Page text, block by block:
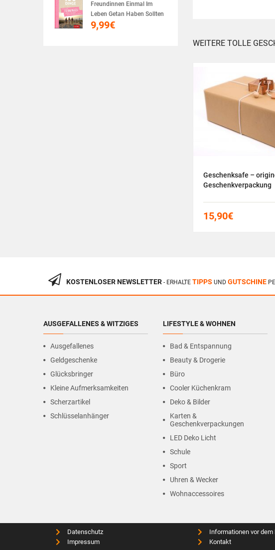
Freundinnen Einmal Im
Leben Getan Haben Sollten
9,99€
WEITERE TOLLE
Geschenksafe –
Geschenkverpackung
15,90€
KOSTENLOSER NEWSLETTER - ERHALTE TIPPS UND GUTSCHINE
AUSGEFALLENES & WITZIGES
Ausgefallenes
Geldgeschenke
Glücksbringer
Kleine Aufmerksamkeiten
Scherzartikel
Schlüsselanhänger
LIFESTYLE & WOHNEN
Bad & Entspannung
Beauty & Drogerie
Büro
Cooler Küchenkram
Deko & Bilder
Karten &
Geschenkverpackungen
LED Deko Licht
Schule
Sport
Uhren & Wecker
Wohnaccessoires
Datenschutz
Impressum
Informationen vor dem
Kontakt